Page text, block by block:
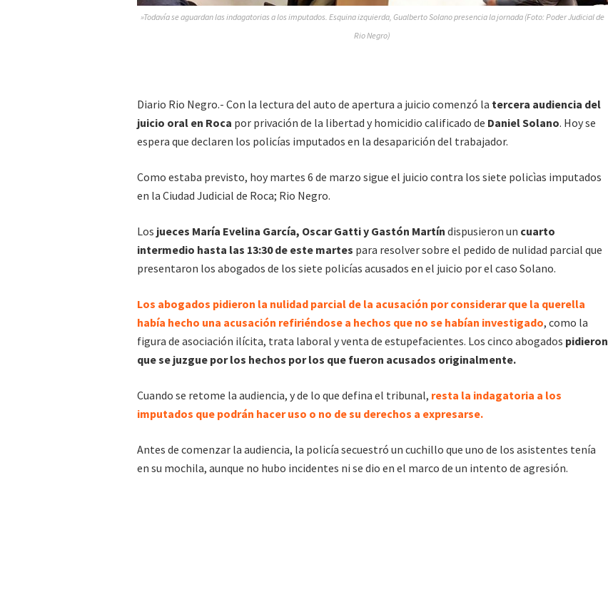
»Todavía se aguardan las indagatorias a los imputados. Esquina izquierda, Gualberto Solano presencia la jornada (Foto: Poder Judicial de
Rio Negro)
Diario Rio Negro.- Con la lectura del auto de apertura a juicio comenzó la tercera audiencia del
juicio oral en Roca por privación de la libertad y homicidio calificado de Daniel Solano. Hoy se
espera que declaren los policías imputados en la desaparición del trabajador.
Como estaba previsto, hoy martes 6 de marzo sigue el juicio contra los siete policìas imputados
en la Ciudad Judicial de Roca; Rio Negro.
Los jueces María Evelina García, Oscar Gatti y Gastón Martín dispusieron un cuarto
intermedio hasta las 13:30 de este martes para resolver sobre el pedido de nulidad parcial que
presentaron los abogados de los siete policías acusados en el juicio por el caso Solano.
Los abogados pidieron la nulidad parcial de la acusación por considerar que la querella
había hecho una acusación refiriéndose a hechos que no se habían investigado, como la
figura de asociación ilícita, trata laboral y venta de estupefacientes. Los cinco abogados pidieron
que se juzgue por los hechos por los que fueron acusados originalmente.
Cuando se retome la audiencia, y de lo que defina el tribunal, resta la indagatoria a los
imputados que podrán hacer uso o no de su derechos a expresarse.
Antes de comenzar la audiencia, la policía secuestró un cuchillo que uno de los asistentes tenía
en su mochila, aunque no hubo incidentes ni se dio en el marco de un intento de agresión.